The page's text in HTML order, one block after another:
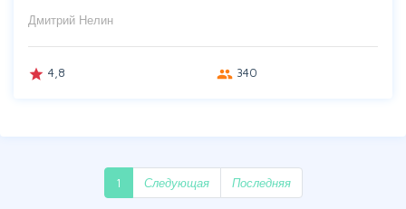
Дмитрий Нелин
grade 4,8 group 340
1 Следующая Последняя